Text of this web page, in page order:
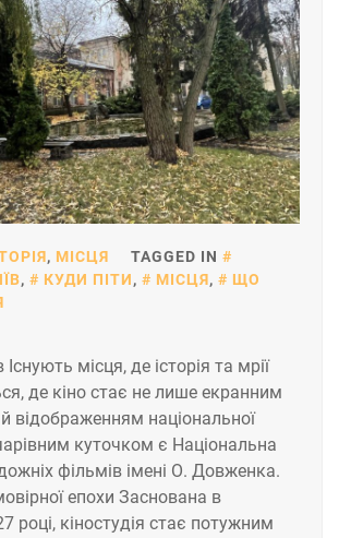
, МІСЦЯ
TAGGED IN
, КУДИ ПІТИ, МІСЦЯ,
ЩО
місця, де історія та мрії
де кіно стає не лише екранним
відображенням національної
куточком є Національна
фільмів імені О. Довженка.
епохи Заснована в
році, кіностудія стає потужним